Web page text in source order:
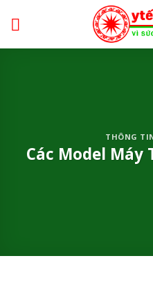
THÔNG
Các Model Máy